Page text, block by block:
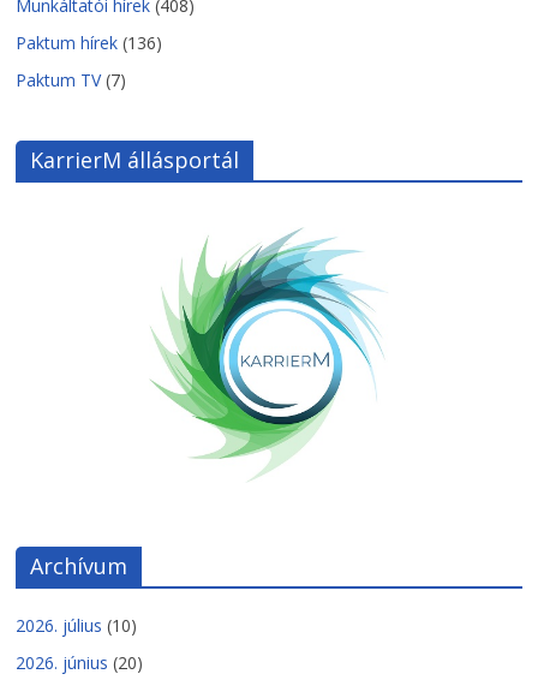
Munkáltatói hírek (408)
Paktum hírek (136)
Paktum TV(7)
KarrierM állásportál
Archívum
2026. július (10)
2026. június (20)